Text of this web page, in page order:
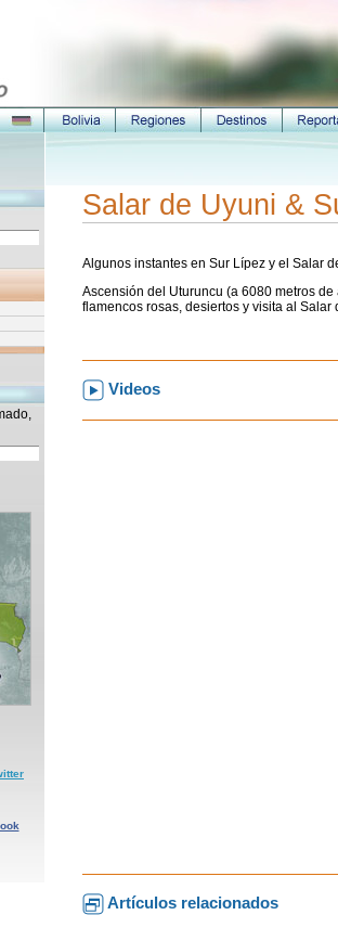
Salar de Uyuni &
Algunos instantes en Sur Lípez y el Salar
Ascensión del Uturuncu (a 6080 metros
flamencos rosas, desiertos y visita al Salar
Videos
Artículos relacionados